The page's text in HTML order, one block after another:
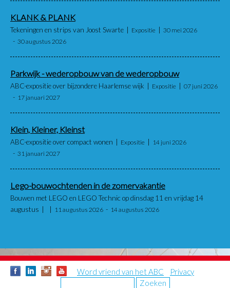
KLANK & PLANK
Tekeningen en strips van Joost Swarte Expositie
30 mei 2026
30 augustus 2026
Parkwijk - wederopbouw van de wederopbouw
ABC-expositie over bijzondere Haarlemse wijk Expositie
07 juni 2026
17 januari 2027
Klein, Kleiner, Kleinst
ABC-expositie over compact wonen Expositie
14 juni 2026
31 januari 2027
Lego-bouwochtenden in de zomervakantie
Bouwen met LEGO en LEGO Technic op dinsdag 11 en vrijdag 14
augustus
11 augustus 2026 14 augustus 2026
Word vriend van het ABC
Privacy